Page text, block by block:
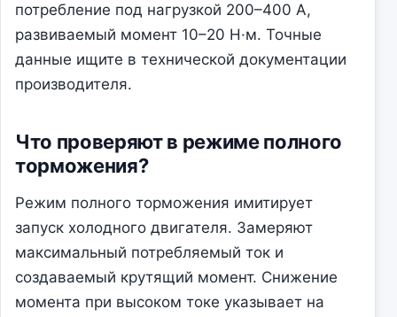
потребление под нагрузкой 200–400 А,
развиваемый момент 10–20 Н·м. Точные
данные ищите в технической документации
производителя.
Что проверяют в режиме полного
торможения?
Режим полного торможения имитирует
запуск холодного двигателя. Замеряют
максимальный потребляемый ток и
создаваемый крутящий момент. Снижение
момента при высоком токе указывает на